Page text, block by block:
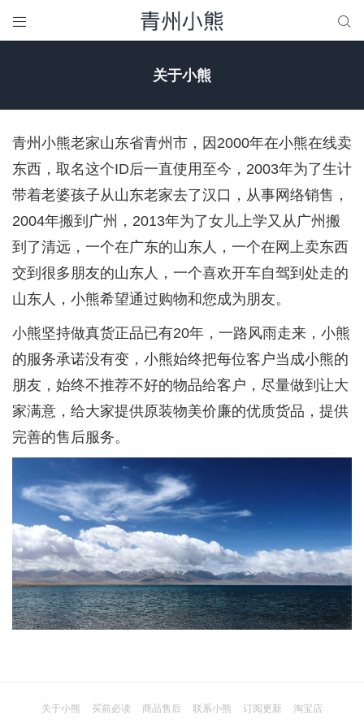
 
关于小熊
青州小熊老家山东省青州市，因2000年在小熊在线卖
东西，取名这个ID后一直使用至今，2003年为了生计
带着老婆孩子从山东老家去了汉口，从事网络销售，
2004年搬到广州，2013年为了女儿上学又从广州搬
到了清远，一个在广东的山东人，一个在网上卖东西
交到很多朋友的山东人，一个喜欢开车自驾到处走的
山东人，小熊希望通过购物和您成为朋友。
小熊坚持做真货正品已有20年，一路风雨走来，小熊
的服务承诺没有变，小熊始终把每位客户当成小熊的
朋友，始终不推荐不好的物品给客户，尽量做到让大
家满意，给大家提供原装物美价廉的优质货品，提供
完善的售后服务。
关于小熊 买前必读 商品售后 联系小熊 订阅更新
淘宝店